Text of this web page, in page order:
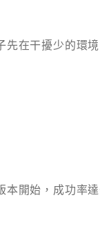
先在干擾少的環
開始，成功率達